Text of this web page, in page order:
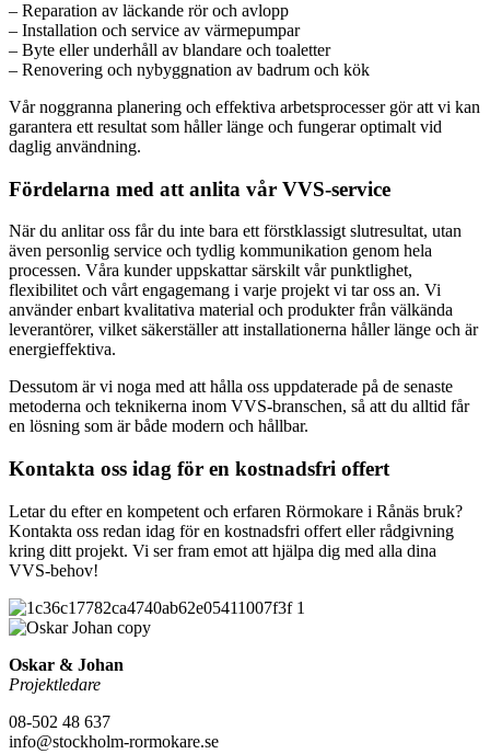
– Reparation av läckande rör och avlopp
– Installation och service av värmepumpar
– Byte eller underhåll av blandare och toaletter
– Renovering och nybyggnation av badrum och kök
Vår noggranna planering och effektiva arbetsprocesser gör att vi kan
garantera ett resultat som håller länge och fungerar optimalt vid
daglig användning.
Fördelarna med att anlita vår VVS-service
När du anlitar oss får du inte bara ett förstklassigt slutresultat, utan
även personlig service och tydlig kommunikation genom hela
processen. Våra kunder uppskattar särskilt vår punktlighet,
flexibilitet och vårt engagemang i varje projekt vi tar oss an. Vi
använder enbart kvalitativa material och produkter från välkända
leverantörer, vilket säkerställer att installationerna håller länge och är
energieffektiva.
Dessutom är vi noga med att hålla oss uppdaterade på de senaste
metoderna och teknikerna inom VVS-branschen, så att du alltid får
en lösning som är både modern och hållbar.
Kontakta oss idag för en kostnadsfri offert
Letar du efter en kompetent och erfaren Rörmokare i Rånäs bruk?
Kontakta oss redan idag för en kostnadsfri offert eller rådgivning
kring ditt projekt. Vi ser fram emot att hjälpa dig med alla dina
VVS-behov!
Oskar & Johan
Projektledare
08-502 48 637
info@stockholm-rormokare.se